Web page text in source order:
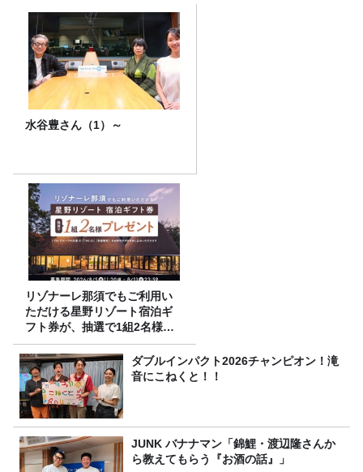
水谷豊さん（1）～
リゾナーレ那須でもご利用い
ただける星野リゾート宿泊ギ
フト券が、抽選で1組2名様に
プレゼント！
ダブルインパクト2026チャンピオン！滝
音にこねくと！！
JUNK バナナマン「錦鯉・渡辺隆さんか
ら教えてもらう『お酒の話』」